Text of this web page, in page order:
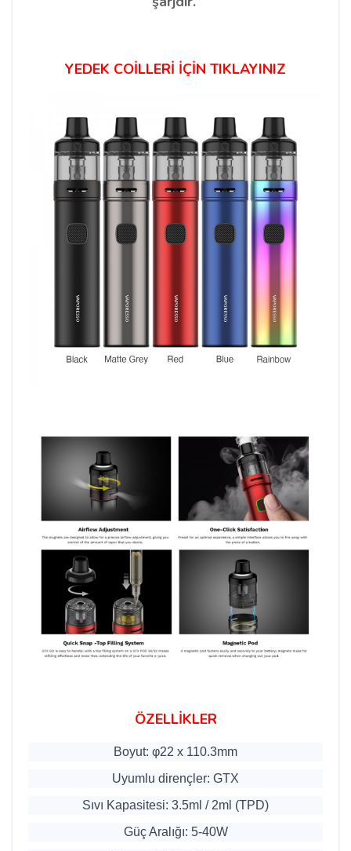
YEDEK COİLLERİ İÇİN TIKLAYINIZ
ÖZELLİKLER
Boyut: φ22 x 110.3mm
Uyumlu dirençler: GTX
Sıvı Kapasitesi: 3.5ml / 2ml (TPD)
Güç Aralığı: 5-40W